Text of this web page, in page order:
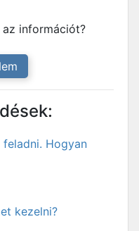
információt?
Hogyan
kezelni?